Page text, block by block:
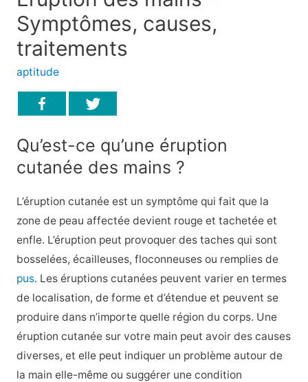
Symptômes, causes,
traitements
aptitude
Qu’est-ce qu’une éruption
cutanée des mains ?
L’éruption cutanée est un symptôme qui fait que la
zone de peau affectée devient rouge et tachetée et
enfle. L’éruption peut provoquer des taches qui sont
bosselées, écailleuses, floconneuses ou remplies de
pus. Les éruptions cutanées peuvent varier en termes
de localisation, de forme et d’étendue et peuvent se
produire dans n’importe quelle région du corps. Une
éruption cutanée sur votre main peut avoir des causes
diverses, et elle peut indiquer un problème autour de
la main elle-même ou suggérer une condition